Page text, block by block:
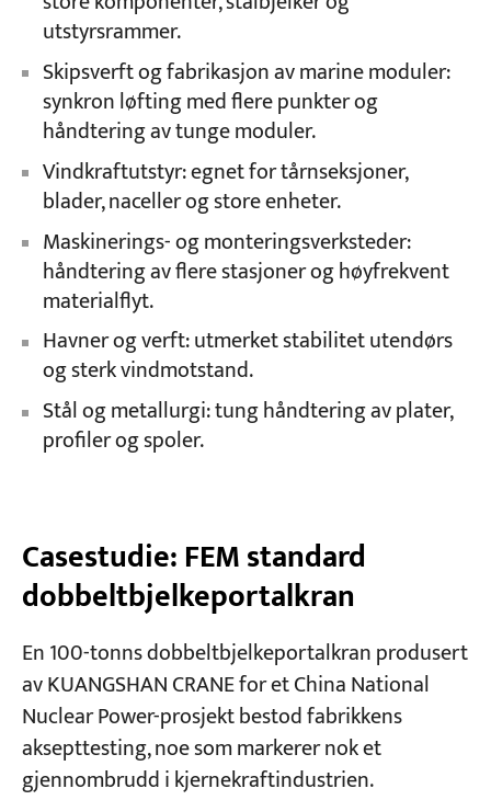
utstyrsrammer.
Skipsverft og fabrikasjon av marine moduler:
synkron løfting med flere punkter og
håndtering av tunge moduler.
Vindkraftutstyr: egnet for tårnseksjoner,
blader, naceller og store enheter.
Maskinerings- og monteringsverksteder:
håndtering av flere stasjoner og høyfrekvent
materialflyt.
Havner og verft: utmerket stabilitet utendørs
og sterk vindmotstand.
Stål og metallurgi: tung håndtering av plater,
profiler og spoler.
Casestudie: FEM standard
dobbeltbjelkeportalkran
En 100-tonns dobbeltbjelkeportalkran produsert
av KUANGSHAN CRANE for et China National
Nuclear Power-prosjekt bestod fabrikkens
aksepttesting, noe som markerer nok et
gjennombrudd i kjernekraftindustrien.